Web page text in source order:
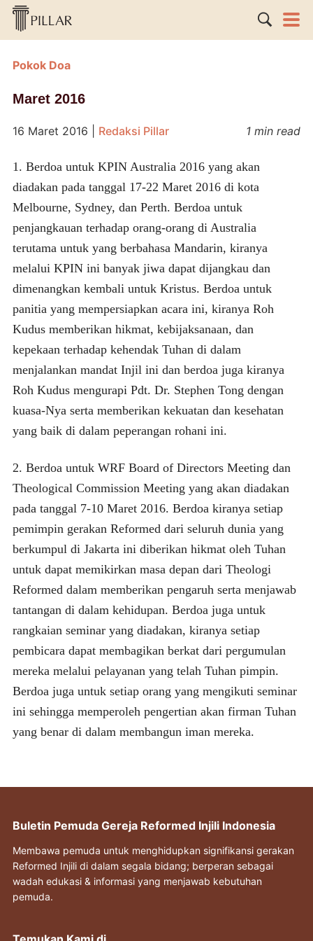
Pokok Doa
Maret 2016
16 Maret 2016 Redaksi Pillar 1 min read
1. Berdoa untuk KPIN Australia 2016 yang akan
diadakan pada tanggal 17-22 Maret 2016 di kota
Melbourne, Sydney, dan Perth. Berdoa untuk
penjangkauan terhadap orang-orang di Australia
terutama untuk yang berbahasa Mandarin, kiranya
melalui KPIN ini banyak jiwa dapat dijangkau dan
dimenangkan kembali untuk Kristus. Berdoa untuk
panitia yang mempersiapkan acara ini, kiranya Roh
Kudus memberikan hikmat, kebijaksanaan, dan
kepekaan terhadap kehendak Tuhan di dalam
menjalankan mandat Injil ini dan berdoa juga kiranya
Roh Kudus mengurapi Pdt. Dr. Stephen Tong dengan
kuasa-Nya serta memberikan kekuatan dan kesehatan
yang baik di dalam peperangan rohani ini.
2. Berdoa untuk WRF Board of Directors Meeting dan
Theological Commission Meeting yang akan diadakan
pada tanggal 7-10 Maret 2016. Berdoa kiranya setiap
pemimpin gerakan Reformed dari seluruh dunia yang
berkumpul di Jakarta ini diberikan hikmat oleh Tuhan
untuk dapat memikirkan masa depan dari Theologi
Reformed dalam memberikan pengaruh serta menjawab
tantangan di dalam kehidupan. Berdoa juga untuk
rangkaian seminar yang diadakan, kiranya setiap
pembicara dapat membagikan berkat dari pergumulan
mereka melalui pelayanan yang telah Tuhan pimpin.
Berdoa juga untuk setiap orang yang mengikuti seminar
ini sehingga memperoleh pengertian akan firman Tuhan
yang benar di dalam membangun iman mereka.
Buletin Pemuda Gereja Reformed Injili Indonesia
Membawa pemuda untuk menghidupkan signifikansi gerakan
Reformed Injili di dalam segala bidang; berperan sebagai
wadah edukasi & informasi yang menjawab kebutuhan
pemuda.